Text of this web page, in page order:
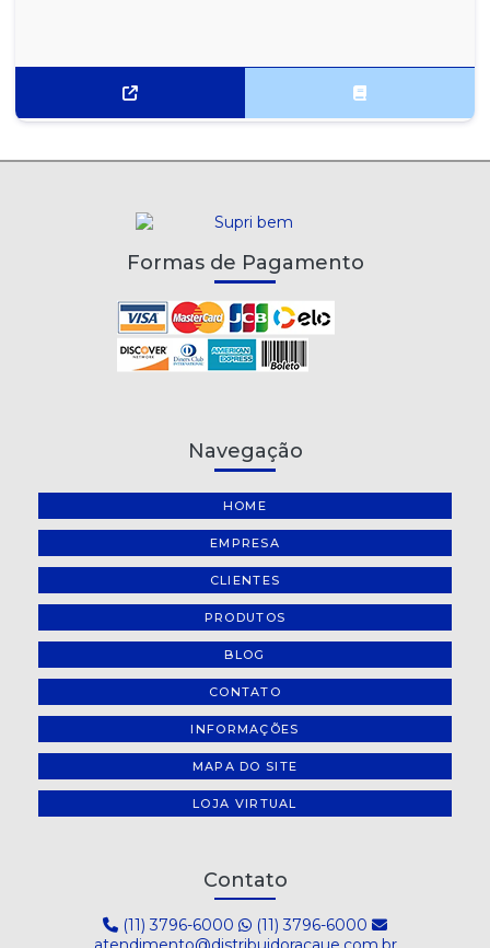
Formas de Pagamento
Navegação
HOME
EMPRESA
CLIENTES
PRODUTOS
BLOG
CONTATO
INFORMAÇÕES
MAPA DO SITE
LOJA VIRTUAL
Contato
(11) 3796-6000
(11) 3796-6000